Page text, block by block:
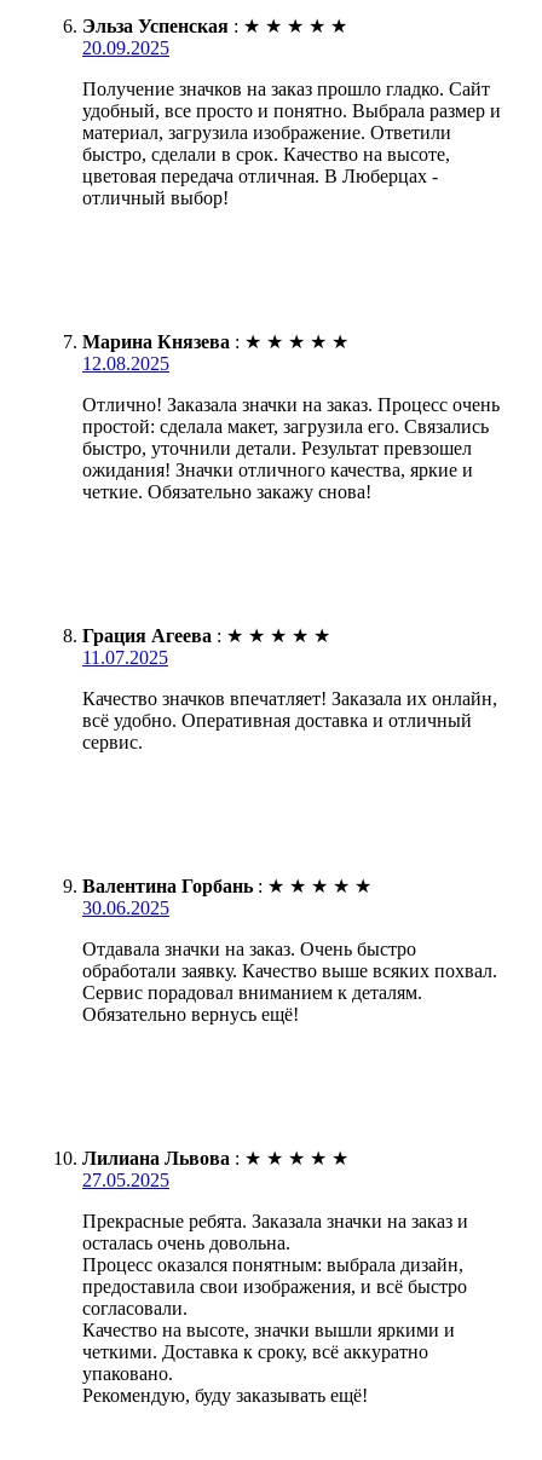
Эльза Успенская : ★ ★ ★ ★ ★
20.09.2025
Получение значков на заказ прошло гладко. Сайт
удобный, все просто и понятно. Выбрала размер и
материал, загрузила изображение. Ответили
быстро, сделали в срок. Качество на высоте,
цветовая передача отличная. В Люберцах -
отличный выбор!
Марина Князева : ★ ★ ★ ★ ★
12.08.2025
Отлично! Заказала значки на заказ. Процесс очень
простой: сделала макет, загрузила его. Связались
быстро, уточнили детали. Результат превзошел
ожидания! Значки отличного качества, яркие и
четкие. Обязательно закажу снова!
Грация Агеева : ★ ★ ★ ★ ★
11.07.2025
Качество значков впечатляет! Заказала их онлайн,
всё удобно. Оперативная доставка и отличный
сервис.
Валентина Горбань : ★ ★ ★ ★ ★
30.06.2025
Отдавала значки на заказ. Очень быстро
обработали заявку. Качество выше всяких похвал.
Сервис порадовал вниманием к деталям.
Обязательно вернусь ещё!
Лилиана Львова : ★ ★ ★ ★ ★
27.05.2025
Прекрасные ребята. Заказала значки на заказ и
осталась очень довольна.
Процесс оказался понятным: выбрала дизайн,
предоставила свои изображения, и всё быстро
согласовали.
Качество на высоте, значки вышли яркими и
четкими. Доставка к сроку, всё аккуратно
упаковано.
Рекомендую, буду заказывать ещё!